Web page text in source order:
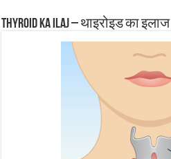
Thyroid ka ilaj – थाइरोइड का इलाज